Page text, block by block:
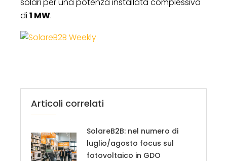
di 1 MW.
Articoli correlati
SolareB2B: nel numero di
luglio/agosto focus sul
fotovoltaico in GDO